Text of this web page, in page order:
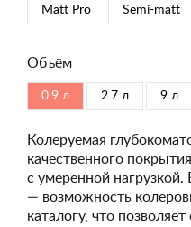
Matt Pro Semi-matt
Объём
0.9 л 2.7 л 9 л
Колеруемая
качественного
с умеренной
— возможность
каталогу, что